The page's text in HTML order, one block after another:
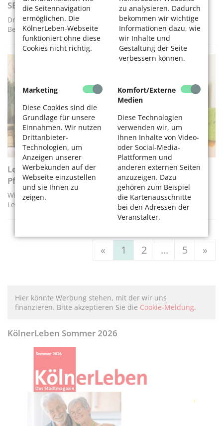
die Seitennavigation
ermöglichen. Die
KölnerLeben-Webseite
funktioniert ohne diese
Cookies nicht richtig.
zu analysieren. Dadurch
bekommen wir wichtige
Informationen dazu, wie
wir Inhalte und
Gestaltung der Seite
verbessern können.
Marketing
Diese Cookies sind die
Grundlage für unsere
Einnahmen. Wir nutzen
Drittanbieter-
Technologien, um
Anzeigen unserer
Werbekunden auf der
Webseite einzustellen
und sie Ihnen zu
zeigen.
Komfort/Externe
Medien
Diese Technologien
verwenden wir, um
Ihnen Inhalte von Video-
oder Social-Media-
Plattformen und
anderen externen Seiten
anzuzeigen. Dazu
gehören zum Beispiel
die Kartenausschnitte
bei den Adressen der
Veranstalter.
SBK mit neuer Leitung
Dr. Amélie Koecke hat die Geschäftsführung der SBK Sozial-
Betriebe-Köln übernommen
Leistungen und Pflegegrade der
Pflegeversicherung
Wie erfolgt die Einstufung in die Pflegegrade? Welche
Leistungen gibt es bei welchem Pflegegrad?
« 1 2 ... 5 »
Hier könnte Werbung stehen, mit der wir uns
finanzieren. Bitte akzeptieren Sie die Cookie-Meldung.
KölnerLeben Sommer 2026